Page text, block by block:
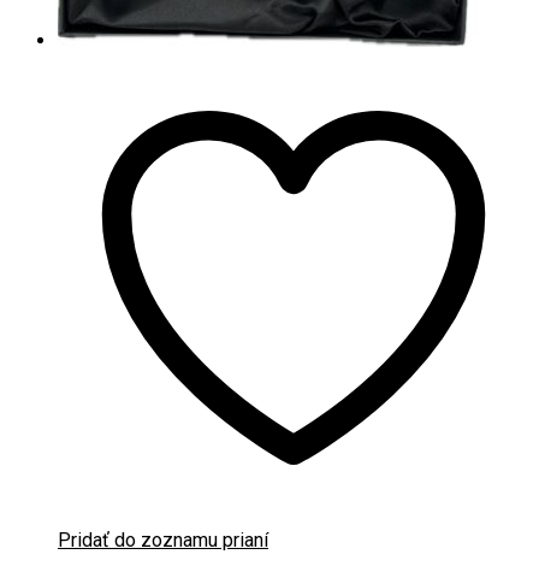
Pridať do zoznamu prianí